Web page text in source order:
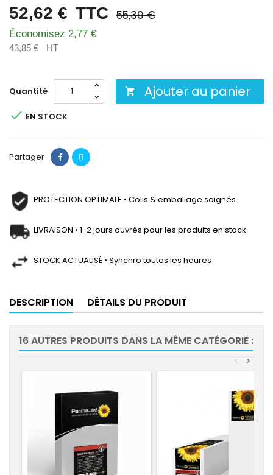
52,62 € TTC 55,39 €
Économisez 2,77 €
43,85 € HT
Quantité  Ajouter au panier
 EN STOCK
Partager
PROTECTION OPTIMALE • Colis & emballage soignés
LIVRAISON • 1-2 jours ouvrés pour les produits en stock
STOCK ACTUALISÉ • Synchro toutes les heures
DESCRIPTION DÉTAILS DU PRODUIT
16 AUTRES PRODUITS DANS LA MÊME CATÉGORIE :
>
<